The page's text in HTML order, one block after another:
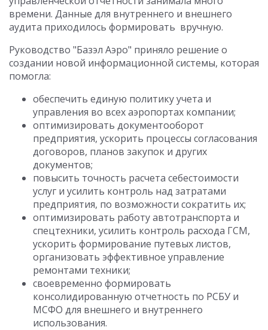
времени. Данные для внутреннего и внешнего
аудита приходилось формировать вручную.
Руководство "Базэл Аэро" приняло решение о
создании новой информационной системы, которая
помогла:
обеспечить единую политику учета и
управления во всех аэропортах компании;
оптимизировать документооборот
предприятия, ускорить процессы согласования
договоров, планов закупок и других
документов;
повысить точность расчета себестоимости
услуг и усилить контроль над затратами
предприятия, по возможности сократить их;
оптимизировать работу автотранспорта и
спецтехники, усилить контроль расхода ГСМ,
ускорить формирование путевых листов,
организовать эффективное управление
ремонтами техники;
своевременно формировать
консолидированную отчетность по РСБУ и
МСФО для внешнего и внутреннего
использования.